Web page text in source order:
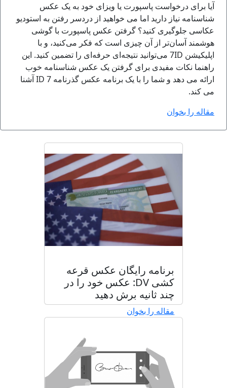
آیا برای درخواست پاسپورت یا ویزای خود به یک عکس
شناسنامه نیاز دارید اما می خواهید از دردسر رفتن به استودیو
عکاسی جلوگیری کنید؟ گرفتن عکس پاسپورت با گوشی
هوشمند آسان‌تر از آن چیزی است که فکر می‌کنید، و با
اپلیکیشن 7ID می‌توانید نتیجه‌ای حرفه‌ای را تضمین کنید. این
راهنما نکات مفیدی برای گرفتن یک عکس شناسنامه خوب
ارائه می دهد و شما را با یک برنامه عکس گذرنامه 7 ID آشنا
می کند.
مقاله را بخوان
برنامه رایگان عکس قرعه
کشی DV: عکس خود را در
چند ثانیه برش دهید
مقاله را بخوان